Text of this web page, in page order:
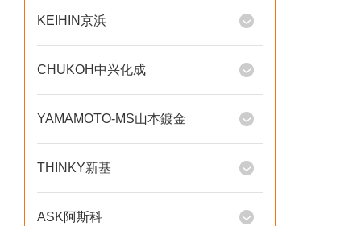
KEIHIN京浜
CHUKOH中兴化成
YAMAMOTO-MS山本鍍金
THINKY新基
ASK阿斯科